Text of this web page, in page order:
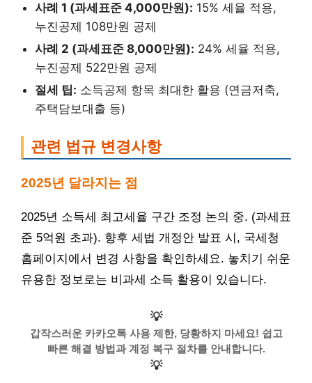
사례 1 (과세표준 4,000만원): 15% 세율 적용,
누진공제 108만원 공제
사례 2 (과세표준 8,000만원): 24% 세율 적용,
누진공제 522만원 공제
절세 팁: 소득공제 항목 최대한 활용 (연금저축,
주택담보대출 등)
관련 법규 변경사항
2025년 달라지는 점
2025년 소득세 최고세율 구간 조정 논의 중. (과세표
준 5억원 초과). 향후 세법 개정안 발표 시, 국세청
홈페이지에서 변경 사항을 확인하세요. 놓치기 쉬운
유용한 정보로는 비과세 소득 활용이 있습니다.
💡
갑작스러운 카카오톡 사용 제한, 당황하지 마세요! 쉽고
빠른 해결 방법과 계정 복구 절차를 안내합니다.
💡